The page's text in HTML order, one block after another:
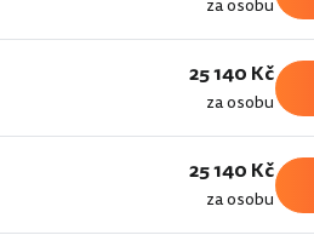
za osobu
25 140 Kč
za osobu
25 140 Kč
za osobu